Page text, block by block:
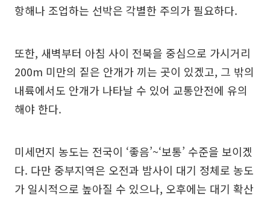
항해나 조업하는 선박은 각별한 주의가 필요하다.
또한, 새벽부터 아침 사이 전북을 중심으로 가시거리
200m 미만의 짙은 안개가 끼는 곳이 있겠고, 그 밖의
내륙에서도 안개가 나타날 수 있어 교통안전에 유의
해야 한다.
미세먼지 농도는 전국이 ‘좋음’~‘보통’ 수준을 보이겠
다. 다만 중부지역은 오전과 밤사이 대기 정체로 농도
가 일시적으로 높아질 수 있으나, 오후에는 대기 확산